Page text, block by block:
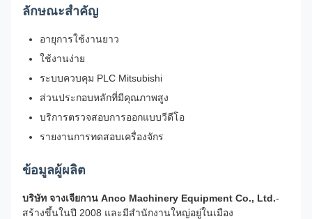
ลักษณะสําคัญ
อายุการใช้งานยาว
ใช้งานง่าย
ระบบควบคุม PLC Mitsubishi
ส่วนประกอบหลักที่มีคุณภาพสูง
บริการตรวจสอบการออกแบบวีดีโอ
รายงานการทดสอบเครื่องจักร
ข้อมูลผู้ผลิต
บริษัท จางเจียกาน Anco Machinery Equipment Co., Ltd.-
สร้างขึ้นในปี 2008 และมีสํานักงานใหญ่อยู่ในเมือง